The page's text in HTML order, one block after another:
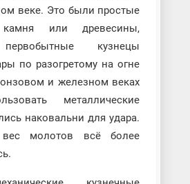
веке. Это были простые
или древесины,
кузнецы
по разогретому на огне
и железном веках
металлические
наковальни для удара.
молотов всё более